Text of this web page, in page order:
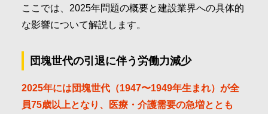
ここでは、2025年問題の概要と建設業界への具体的
な影響について解説します。
団塊世代の引退に伴う労働力減少
2025年には団塊世代（1947〜1949年生まれ）が全
員75歳以上となり、医療・介護需要の急増ととも